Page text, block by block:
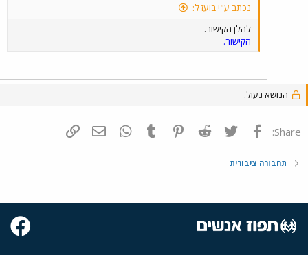
נכתב ע"י בועז ל:
להלן הקישור.
הקישור.
הנושא נעול.
Share: פייסבוק Twitter
Reddit
Pinterest
Tumblr
WhatsAppדואר אלקטרוני
תחבורה ציבורית